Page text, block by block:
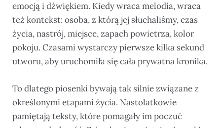
emocją i dźwiękiem. Kiedy wraca melodia, wraca
też kontekst: osoba, z którą jej słuchaliśmy, czas
życia, nastrój, miejsce, zapach powietrza, kolor
pokoju. Czasami wystarczy pierwsze kilka sekund
utworu, aby uruchomiła się cała prywatna kronika.
To dlatego piosenki bywają tak silnie związane z
określonymi etapami życia. Nastolatkowie
pamiętają teksty, które pomagały im poczuć